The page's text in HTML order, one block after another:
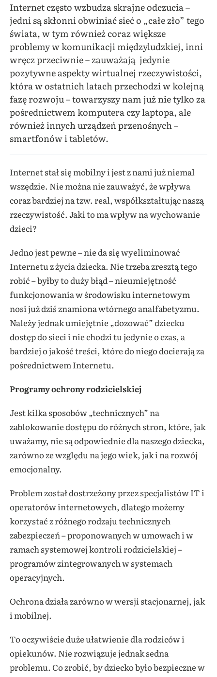
Internet często wzbudza skrajne odczucia –
jedni są skłonni obwiniać sieć o „całe zło” tego
świata, w tym również coraz większe
problemy w komunikacji międzyludzkiej, inni
wręcz przeciwnie – zauważają jedynie
pozytywne aspekty wirtualnej rzeczywistości,
która w ostatnich latach przechodzi w kolejną
fazę rozwoju – towarzyszy nam już nie tylko za
pośrednictwem komputera czy laptopa, ale
również innych urządzeń przenośnych –
smartfonów i tabletów.
Internet stał się mobilny i jest z nami już niemal
wszędzie. Nie można nie zauważyć, że wpływa
coraz bardziej na tzw. real, współkształtując naszą
rzeczywistość. Jaki to ma wpływ na wychowanie
dzieci?
Jedno jest pewne – nie da się wyeliminować
Internetu z życia dziecka. Nie trzeba zresztą tego
robić – byłby to duży błąd – nieumiejętność
funkcjonowania w środowisku internetowym
nosi już dziś znamiona wtórnego analfabetyzmu.
Należy jednak umiejętnie „dozować” dziecku
dostęp do sieci i nie chodzi tu jedynie o czas, a
bardziej o jakość treści, które do niego docierają za
pośrednictwem Internetu.
Programy ochrony rodzicielskiej
Jest kilka sposobów „technicznych” na
zablokowanie dostępu do różnych stron, które, jak
uważamy, nie są odpowiednie dla naszego dziecka,
zarówno ze względu na jego wiek, jak i na rozwój
emocjonalny.
Problem został dostrzeżony przez specjalistów IT i
operatorów internetowych, dlatego możemy
korzystać z różnego rodzaju technicznych
zabezpieczeń – proponowanych w umowach i w
ramach systemowej kontroli rodzicielskiej –
programów zintegrowanych w systemach
operacyjnych.
Ochrona działa zarówno w wersji stacjonarnej, jak
i mobilnej.
To oczywiście duże ułatwienie dla rodziców i
opiekunów. Nie rozwiązuje jednak sedna
problemu. Co zrobić, by dziecko było bezpieczne w